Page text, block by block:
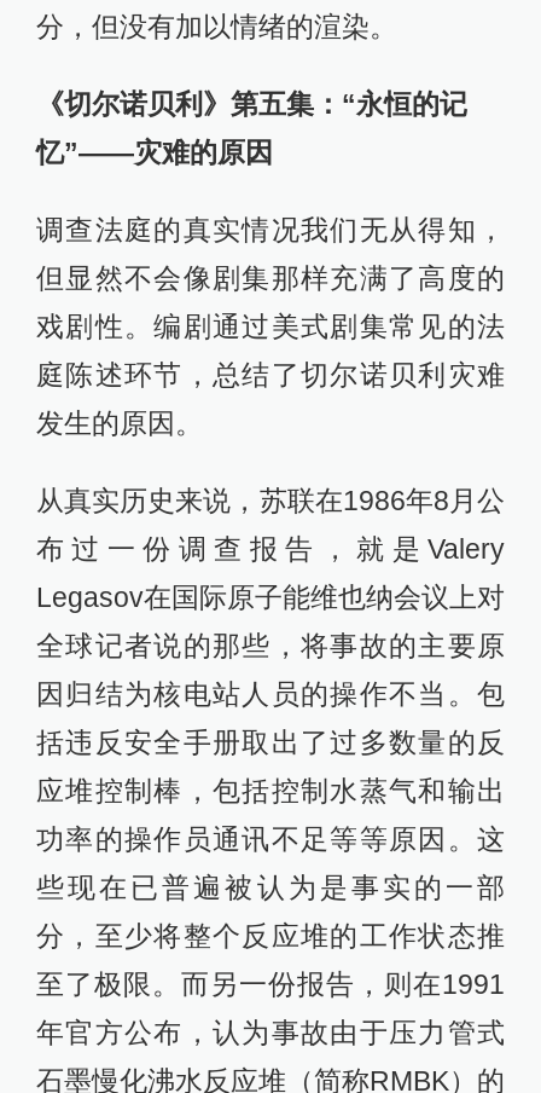
分，但没有加以情绪的渲染。
《切尔诺贝利》第五集：“永恒的记
忆”——灾难的原因
调查法庭的真实情况我们无从得知，
但显然不会像剧集那样充满了高度的
戏剧性。编剧通过美式剧集常见的法
庭陈述环节，总结了切尔诺贝利灾难
发生的原因。
从真实历史来说，苏联在1986年8月公
布过一份调查报告，就是Valery
Legasov在国际原子能维也纳会议上对
全球记者说的那些，将事故的主要原
因归结为核电站人员的操作不当。包
括违反安全手册取出了过多数量的反
应堆控制棒，包括控制水蒸气和输出
功率的操作员通讯不足等等原因。这
些现在已普遍被认为是事实的一部
分，至少将整个反应堆的工作状态推
至了极限。而另一份报告，则在1991
年官方公布，认为事故由于压力管式
石墨慢化沸水反应堆（简称RMBK）的